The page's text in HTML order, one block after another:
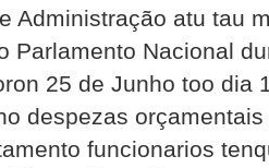
Administração atu tau
Parlamento Nacional
25 de Junho too dia
despezas
funcionarios